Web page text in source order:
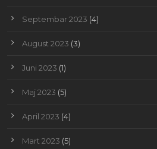
Septembar 2023 (4)
August 2023 (3)
Juni 2023 (1)
Maj 2023 (5)
April 2023 (4)
Mart 2023 (5)